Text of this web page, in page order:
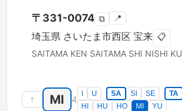
〒 331-0074 ⧉ 📍
埼玉県 さいたま市西区 宝来 📋
SAITAMA KEN SAITAMA SHI NISHI KU
↑ MI 4
U SA SI SE TA
HI
HU HO MI YU